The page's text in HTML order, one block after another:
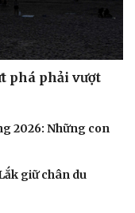
phá phải vượt
2026: Những con
giữ chân du